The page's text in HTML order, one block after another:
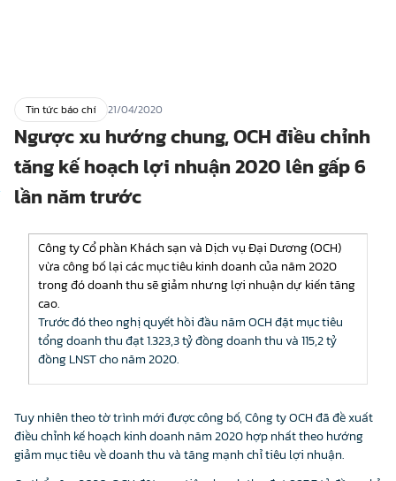
Tin tức báo chí 21/04/2020
Ngược xu hướng chung, OCH điều chỉnh
tăng kế hoạch lợi nhuận 2020 lên gấp 6
lần năm trước
Công ty Cổ phần Khách sạn và Dịch vụ Đại Dương (OCH)
vừa công bố lại các mục tiêu kinh doanh của năm 2020
trong đó doanh thu sẽ giảm nhưng lợi nhuận dự kiến tăng
cao.
Trước đó theo nghị quyết hồi đầu năm OCH đặt mục tiêu
tổng doanh thu đạt 1.323,3 tỷ đồng doanh thu và 115,2 tỷ
đồng LNST cho năm 2020.
Tuy nhiên theo tờ trình mới được công bố, Công ty OCH đã đề xuất
điều chỉnh kế hoạch kinh doanh năm 2020 hợp nhất theo hướng
giảm mục tiêu về doanh thu và tăng mạnh chỉ tiêu lợi nhuận.